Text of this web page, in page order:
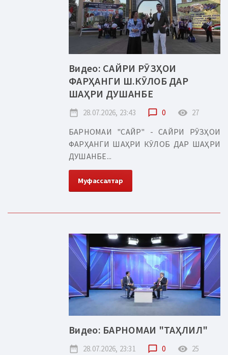
Видео: САЙРИ РӮЗҲОИ
ФАРҲАНГИ Ш.КӮЛОБ ДАР
ШАҲРИ ДУШАНБЕ
date_range 28.07.2026, 23:43 chat_bubble_outline 0 remove_red_eye 27
БАРНОМАИ "САЙР" - САЙРИ РӮЗҲОИ
ФАРҲАНГИ ШАҲРИ КӮЛОБ ДАР ШАҲРИ
ДУШАНБЕ...
Муфассалтар
Видео: БАРНОМАИ "ТАҲЛИЛ"
date_range 28.07.2026, 23:31 chat_bubble_outline 0 remove_red_eye 25